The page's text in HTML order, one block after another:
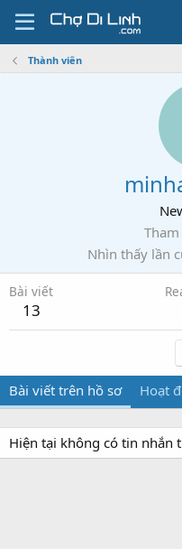
Thành viên
Nhìn thấy lần
Bài viết
13
Bài viết trên hồ sơ Hoạt
Hiện tại không có tin nhắn